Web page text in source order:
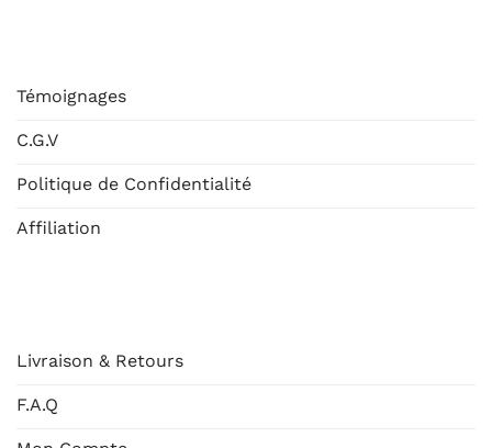
Témoignages
C.G.V
Politique de Confidentialité
Affiliation
Livraison & Retours
F.A.Q